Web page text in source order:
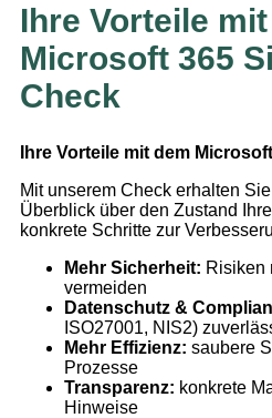
Ihre Vorteile
Microsoft 365
Check
Ihre Vorteile mit dem
Mit unserem Check erhalten
Überblick über den Zustand
konkrete Schritte zur
Mehr Sicherheit: Risiken
vermeiden
Datenschutz &
ISO27001, NIS2)
Mehr Effizienz: saubere
Prozesse
Transparenz: konkrete
Hinweise